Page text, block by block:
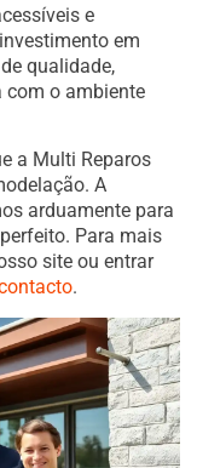
e
em
qualidade,
o ambiente
a Multi Reparos
A
arduamente para
Para mais
site ou entrar
.